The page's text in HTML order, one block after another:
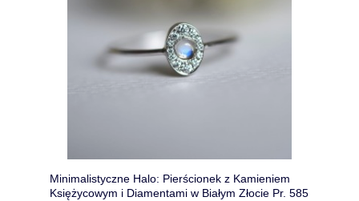
Minimalistyczne Halo: Pierścionek z Kamieniem
Księżycowym i Diamentami w Białym Złocie Pr. 585